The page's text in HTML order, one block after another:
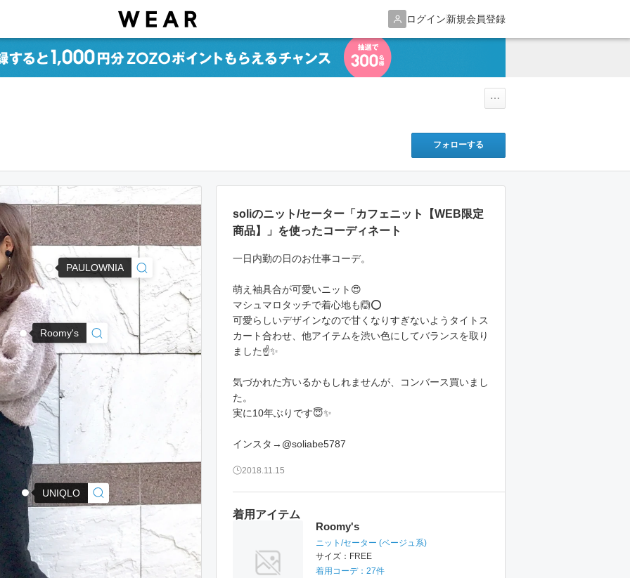
ログイン新規会員登録
フォローする
Roomy's
UNIQLO
PAULOWNIA
着用アイテム
Roomy's
ニット/セーター (ベージュ系)
サイズ： FREE
着用コーデ： 27件
soliのニット/セーター「カフェニット【WEB限定
商品】」を使ったコーディネート
一日内勤の日のお仕事コーデ。
萌え袖具合が可愛いニット😍
マシュマロタッチで着心地も🙆⭕️
可愛らしいデザインなので甘くなりすぎないようタイトス
カート合わせ、他アイテムを渋い色にしてバランスを取り
ました☝️✨
気づかれた方いるかもしれませんが、コンバース買いまし
た。
実に10年ぶりです😇✨
インスタ→@soliabe5787
2018.11.15